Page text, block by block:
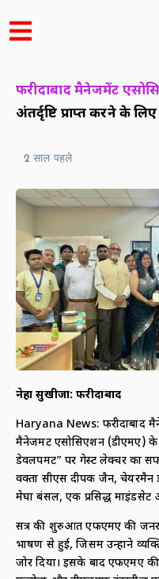
फरीदाबाद मैनेजमेंट
अंतर्दृष्टि प्राप्त करने के
2 साल पहले
नेहा सुखीजा:फरीदाबाद
Haryana News: फरीदाबाद
मैनेजमेंट एसोसिएशन (डीएमए)
डेवलपमेंट” पर गेस्ट लेक्चर का
वक्ता सीएस दीपक जैन, चेयरमैन
मेघा बंसल, एक प्रसिद्ध
सत्र की शुरुआत एफएमए की
भाषण से हुई, जिसमें उन्होंने
जोर दिया। इसके बाद एफएमए की